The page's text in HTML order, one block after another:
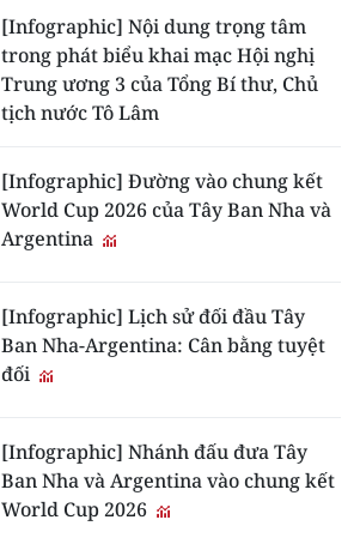
[Infographic] Nội dung trọng tâm
trong phát biểu khai mạc Hội nghị
Trung ương 3 của Tổng Bí thư, Chủ
tịch nước Tô Lâm
[Infographic] Đường vào chung kết
World Cup 2026 của Tây Ban Nha và
Argentina
[Infographic] Lịch sử đối đầu Tây
Ban Nha-Argentina: Cân bằng tuyệt
đối
[Infographic] Nhánh đấu đưa Tây
Ban Nha và Argentina vào chung kết
World Cup 2026